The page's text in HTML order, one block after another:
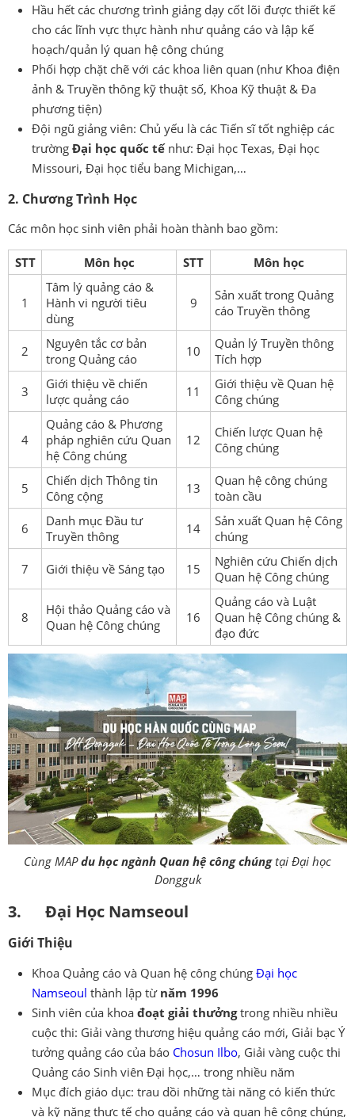
Hầu hết các chương trình giảng dạy cốt lõi được thiết kế
cho các lĩnh vực thực hành như quảng cáo và lập kế
hoạch/quản lý quan hệ công chúng
Phối hợp chặt chẽ với các khoa liên quan (như Khoa điện
ảnh & Truyền thông kỹ thuật số, Khoa Kỹ thuật & Đa
phương tiện)
Đội ngũ giảng viên: Chủ yếu là các Tiến sĩ tốt nghiệp các
trường Đại học quốc tếnhư: Đại học Texas, Đại học
Missouri, Đại học tiểu bang Michigan,…
2. Chương Trình Học
Các môn học sinh viên phải hoàn thành bao gồm:
STT Môn học STT Môn học
1
Tâm lý quảng cáo &
Hành vi người tiêu
dùng
9
Sản xuất trong Quảng
cáo Truyền thông
2
Nguyên tắc cơ bản
trong Quảng cáo
10
Quản lý Truyền thông
Tích hợp
3
Giới thiệu về chiến
lược quảng cáo
11
Giới thiệu về Quan hệ
Công chúng
4
Quảng cáo & Phương
pháp nghiên cứu Quan
hệ Công chúng
12
Chiến lược Quan hệ
Công chúng
5
Chiến dịch Thông tin
Công cộng
13
Quan hệ công chúng
toàn cầu
6
Danh mục Đầu tư
Truyền thông
14
Sản xuất Quan hệ Công
chúng
7 Giới thiệu về Sáng tạo 15
Nghiên cứu Chiến dịch
Quan hệ Công chúng
8
Hội thảo Quảng cáo và
Quan hệ Công chúng
16
Quảng cáo và Luật
Quan hệ Công chúng &
đạo đức
Cùng MAPdu học ngành Quan hệ công chúngtại Đại học
Dongguk
3. Đại Học Namseoul
Giới Thiệu
Khoa Quảng cáo và Quan hệ công chúng Đại học
Namseoul thành lập từ năm 1996
Sinh viên của khoa đoạt giải thưởngtrong nhiều nhiều
cuộc thi: Giải vàng thương hiệu quảng cáo mới, Giải bạc Ý
tưởng quảng cáo của báo Chosun Ilbo, Giải vàng cuộc thi
Quảng cáo Sinh viên Đại học,… trong nhiều năm
Mục đích giáo dục: trau dồi những tài năng có kiến thức
và kỹ năng thực tế cho quảng cáo và quan hệ công chúng,